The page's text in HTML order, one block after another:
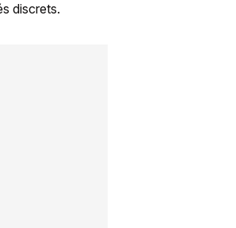
discrets.